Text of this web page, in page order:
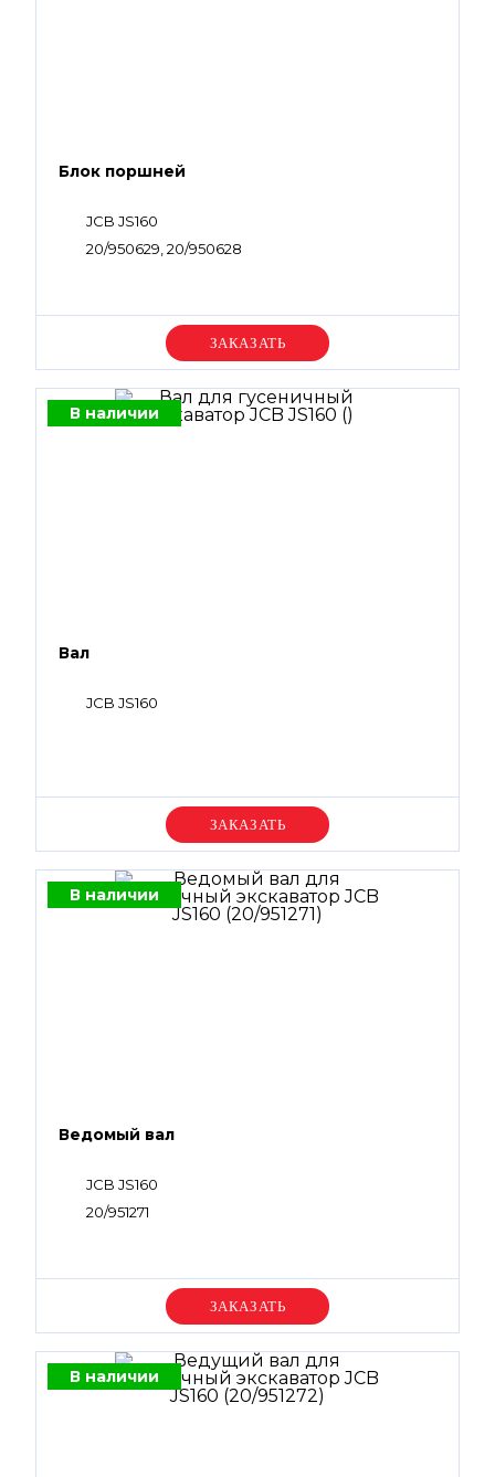
Блок поршней
JCB JS160
20/950629, 20/950628
Уточняйте цену
В наличии
Вал
JCB JS160
Уточняйте цену
В наличии
Ведомый вал
JCB JS160
20/951271
Уточняйте цену
В наличии